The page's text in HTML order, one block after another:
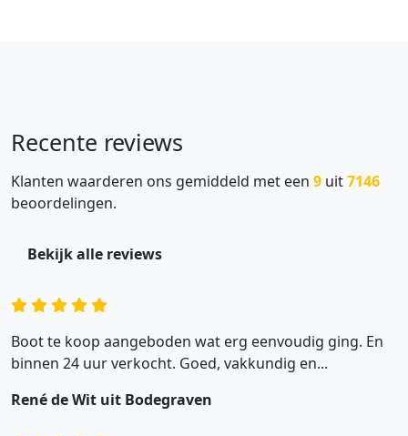
Recente reviews
Klanten waarderen ons gemiddeld met een 9 uit7146
beoordelingen.
Bekijk alle reviews
Boot te koop aangeboden wat erg eenvoudig ging. En
binnen 24 uur verkocht. Goed, vakkundig en...
René de Wit uit Bodegraven